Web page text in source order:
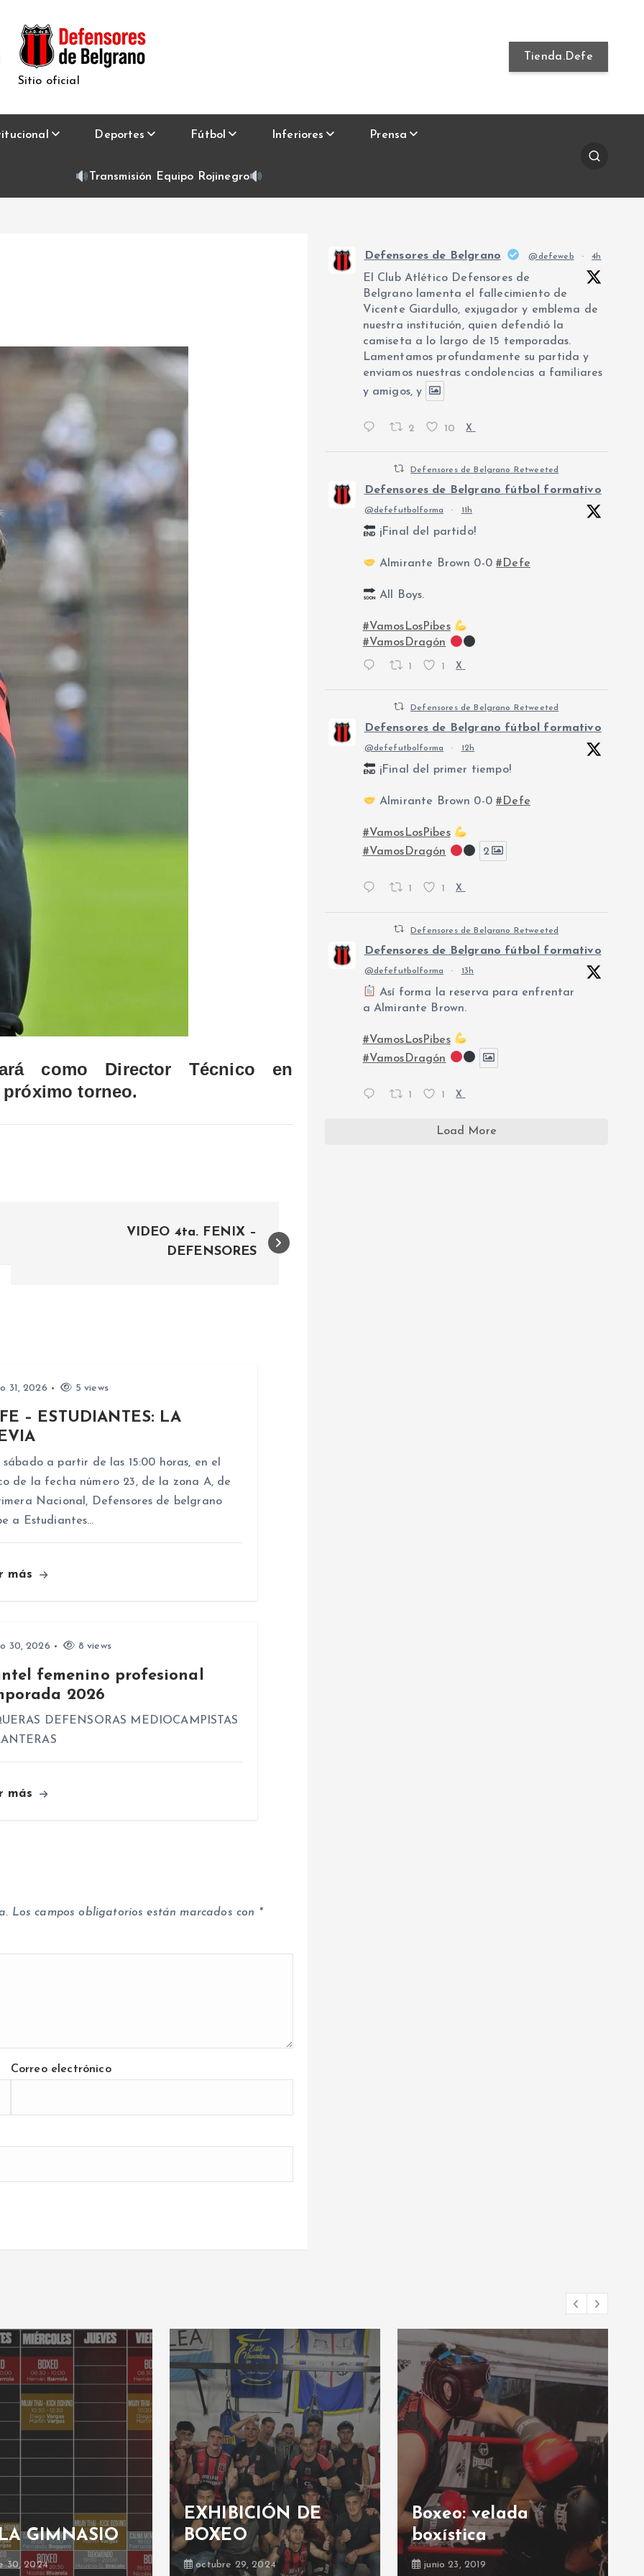
Sitio oficial
Tienda.Defe
Deportes Fútbol Inferiores Prensa
Transmisión Equipo Rojinegro
como Director Técnico en
torneo.
VIDEO 4ta. FENIX –
DEFENSORES
31, 2026 5 views
– ESTUDIANTES: LA
sábado a partir de las 15:00 horas, en el
de la fecha número 23, de la zona A, de
Nacional, Defensores de belgrano
a Estudiantes…
más
30, 2026 8 views
femenino profesional
2026
DEFENSORAS MEDIOCAMPISTAS
más
Los campos obligatorios están marcados con *
Correo electrónico
Defensores de Belgrano @defeweb · 4h
El Club Atlético Defensores de
Belgrano lamenta el fallecimiento de
Vicente Giardullo, exjugador y emblema de
nuestra institución, quien defendió la
camiseta a lo largo de 15 temporadas.
Lamentamos profundamente su partida y
enviamos nuestras condolencias a familiares
y amigos, y
2 10 X
Defensores de Belgrano Retweeted
Defensores de Belgrano fútbol formativo
@defefutbolforma · 11h
¡Final del partido!
Almirante Brown 0-0#Defe
All Boys.
#VamosLosPibes
#VamosDragón
1 1 X
Defensores de Belgrano Retweeted
Defensores de Belgrano fútbol formativo
@defefutbolforma · 12h
¡Final del primer tiempo!
Almirante Brown 0-0#Defe
#VamosLosPibes
#VamosDragón
2
1 1 X
Defensores de Belgrano Retweeted
Defensores de Belgrano fútbol formativo
@defefutbolforma · 13h
Así forma la reserva para enfrentar
a Almirante Brown.
#VamosLosPibes
#VamosDragón
1 1 X
Load More
GIMNASIO
30, 2024
EXHIBICIÓN DE
BOXEO
octubre 29, 2024
Boxeo: velada
boxística
junio 23, 2019